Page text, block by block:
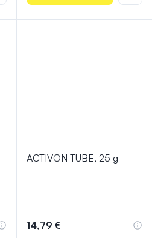
ACTIVON TUBE, 25 g
14,79 €